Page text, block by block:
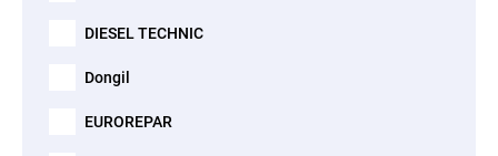
DIESEL TECHNIC
Dongil
EUROREPAR